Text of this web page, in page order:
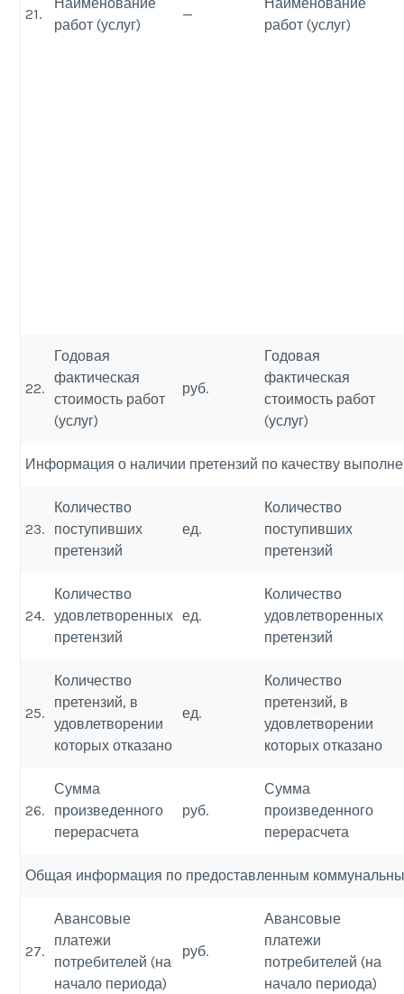
21.
работ (услуг)
—
работ (услуг)
22.
Годовая
фактическая
стоимость работ
(услуг)
руб.
Годовая
фактическая
стоимость работ
(услуг)
Информация о наличии претензий по качеству
23.
Количество
поступивших
претензий
ед.
Количество
поступивших
претензий
24.
Количество
удовлетворенных
претензий
ед.
Количество
удовлетворенных
претензий
25.
Количество
претензий, в
удовлетворении
которых отказано
ед.
Количество
претензий, в
удовлетворении
которых отказано
26.
Сумма
произведенного
перерасчета
руб.
Сумма
произведенного
перерасчета
Общая информация по предоставленным
27.
Авансовые
платежи
потребителей (на
начало периода)
руб.
Авансовые
платежи
потребителей (на
начало периода)